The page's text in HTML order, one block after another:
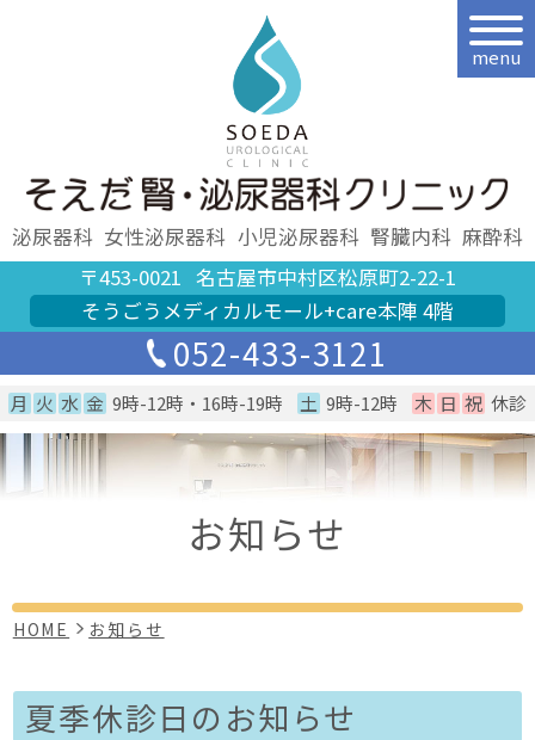
泌尿器科 女性泌尿器科 小児泌尿器科 腎臓内科 麻酔科
〒453-0021 名古屋市中村区松原町2-22-1
そうごうメディカルモール+care本陣 4階
052-433-3121
月 火 水 金 9時-12時・16時-19時 土 9時-12時 木 日 祝 休診
menu
お知らせ
HOME お知らせ
夏季休診日のお知らせ